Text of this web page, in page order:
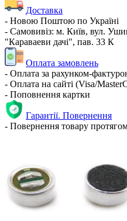
Доставка
- Новою Поштою по Україні
- Самовивіз: м. Київ, вул.
"Караваеви дачі", пав. 33 К
Оплата замовлень
- Оплата за рахунком-
- Оплата на сайті (Visa/
- Поповнення картки
Гарантії. Повернення
- Повернення товару